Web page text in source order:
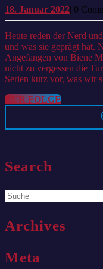
18. Januar 202218.
Januar
2022
| 0
Heute reden der Nerd und der Andere mal wieder über ihre Kindheit
und was sie geprägt hat.
Angefangen von Biene
nicht zu vergessen die
Serien kurz vor, was wir
ZUR FOLGEZUR
FOLGE
Search
Search
for:
Archives
Meta